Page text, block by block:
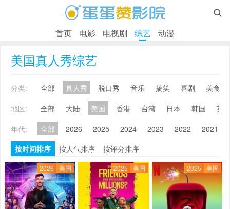

首页 电影 电视剧 综艺 动漫
美国真人秀综艺
分类: 全部 真人秀 脱口秀 音乐 搞笑 喜剧
美食
地区:
全部 大陆 美国 香港 台湾 日本 韩国
英
年代:
全部 2026 2025 2024 2023 2022 2021
按时间排序
按人气排序 按评分排序
2026 美国 2025 美国 2025 美国